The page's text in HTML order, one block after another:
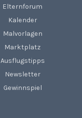
Elternforum
Kalender
Malvorlagen
Marktplatz
Ausflugstipps
Newsletter
Gewinnspiel